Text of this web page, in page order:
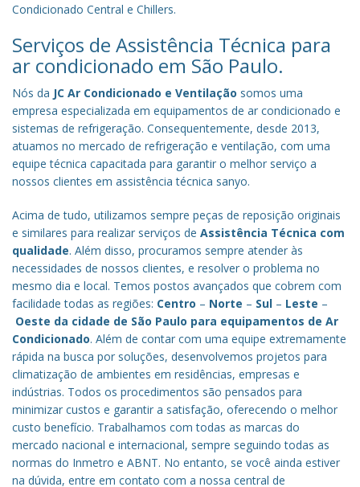
Condicionado Central e Chillers.
Serviços de Assistência Técnica para
ar condicionado em São Paulo.
Nós da JC Ar Condicionado e Ventilação somos uma
empresa especializada em equipamentos de ar condicionado e
sistemas de refrigeração. Consequentemente, desde 2013,
atuamos no mercado de refrigeração e ventilação, com uma
equipe técnica capacitada para garantir o melhor serviço a
nossos clientes em assistência técnica sanyo.
Acima de tudo, utilizamos sempre peças de reposição originais
e similares para realizar serviços de Assistência Técnica com
qualidade. Além disso, procuramos sempre atender às
necessidades de nossos clientes, e resolver o problema no
mesmo dia e local. Temos postos avançados que cobrem com
facilidade todas as regiões: Centro – Norte – Sul – Leste –
Oeste da cidade de São Paulo para equipamentos de Ar
Condicionado. Além de contar com uma equipe extremamente
rápida na busca por soluções, desenvolvemos projetos para
climatização de ambientes em residências, empresas e
indústrias. Todos os procedimentos são pensados para
minimizar custos e garantir a satisfação, oferecendo o melhor
custo benefício. Trabalhamos com todas as marcas do
mercado nacional e internacional, sempre seguindo todas as
normas do Inmetro e ABNT. No entanto, se você ainda estiver
na dúvida, entre em contato com a nossa central de